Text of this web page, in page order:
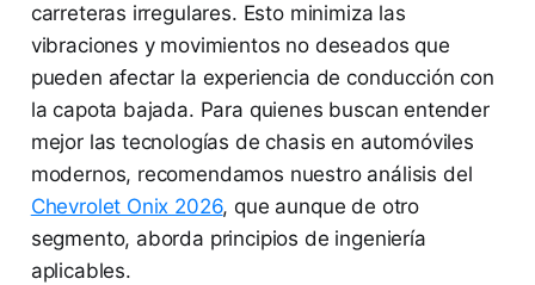
carreteras irregulares. Esto minimiza las
vibraciones y movimientos no deseados que
pueden afectar la experiencia de conducción con
la capota bajada. Para quienes buscan entender
mejor las tecnologías de chasis en automóviles
modernos, recomendamos nuestro análisis del
Chevrolet Onix 2026, que aunque de otro
segmento, aborda principios de ingeniería
aplicables.